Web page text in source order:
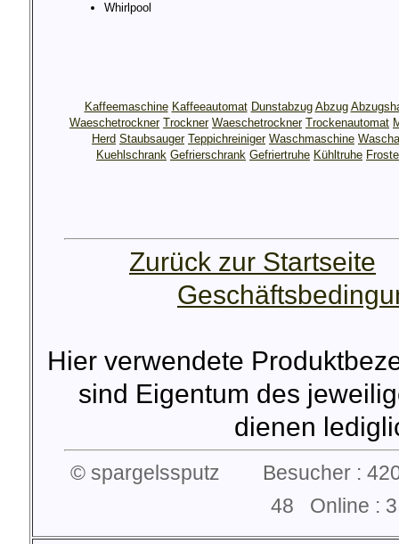
Whirlpool
Kaffeemaschine Kaffeeautomat Dunstabzug Abzug
Waeschetrockner Trockner Waeschetrockner Trockenautomat
Herd Staubsauger Teppichreiniger Waschmaschine
Kuehlschrank Gefrierschrank Gefriertruhe Kühltruhe
Zurück zur Startseite
Hier verwendete
sind Eigentum des
dienen
© spargelssputz Besucher :
48 Online